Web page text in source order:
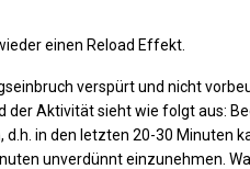
einen Reload Effekt.
verspürt und nicht
der Aktivität sieht wie folgt aus:
in den letzten 20-30 Minuten
unverdünnt einzunehmen.